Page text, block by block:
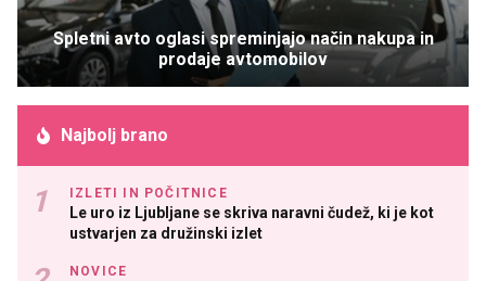
Spletni avto oglasi spreminjajo način nakupa in
prodaje avtomobilov
Najbolj brano
IZLETI IN POČITNICE
Le uro iz Ljubljane se skriva naravni čudež, ki je kot
ustvarjen za družinski izlet
NOVICE